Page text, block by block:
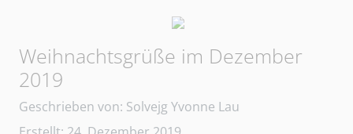
Weihnachtsgrüße im Dezember
2019
Details
Geschrieben von: Solvejg Yvonne Lau